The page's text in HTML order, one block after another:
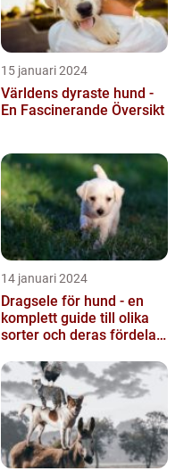
15 januari 2024
Världens dyraste hund -
En Fascinerande Översikt
14 januari 2024
Dragsele för hund - en
komplett guide till olika
sorter och deras fördelar